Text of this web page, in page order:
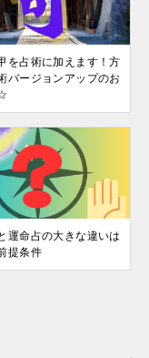
を占術に加えます！方
バージョンアップのお
運命占の大きな違いは
提条件